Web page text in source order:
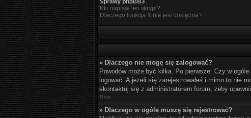
Sprawy phpBB3
Kto napisał ten skrypt?
Dlaczego funkcja X nie jest dostępna?
» Dlaczego nie mogę się zalogować?
Powodów może być kilka. Po pierwsze: Czy w
logować. A jeżeli się zarejestrowałeś i mimo to nie
skontaktuj się z administratorem forum, żeby
Góra
» Dlaczego w ogóle muszę się rejestrować?